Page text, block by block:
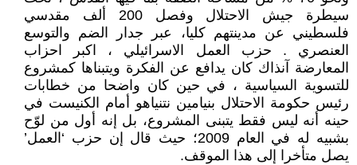
سيطرة جيش الاحتلال وفصل 200 ألف مقدسي
فلسطيني عن مدينتهم كليا، عبر جدار الضم والتوسع
العنصري . حزب العمل الاسرائيلي ، اكبر احزاب
المعارضة آنذاك كان يدافع عن الفكرة ويتبناها كمشروع
للتسوية السياسية ، في حين كان واضحا من خطابات
رئيس حكومة الاحتلال بنيامين نتنياهو أمام الكنيست في
حينه أنه ليس فقط يتبنى المشروع، بل إنه أول من لوّح
بشبيه له في العام 2009؛ حيث قال إن حزب ‘العمل’
يصل متأخرا إلى هذا الموقف.